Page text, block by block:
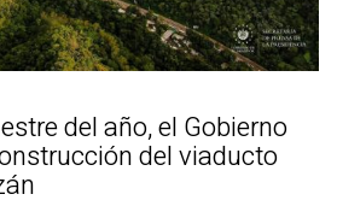
del año, el Gobierno
del viaducto